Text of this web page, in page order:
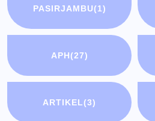
PASIRJAMBU(1)
APH(27)
ARTIKEL(3)